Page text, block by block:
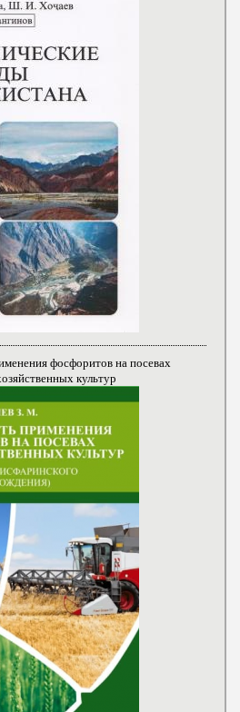
фосфоритов на посевах
культур